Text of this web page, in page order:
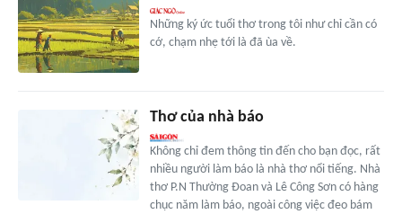
Những ký ức tuổi thơ trong tôi như chỉ cần có
cớ, chạm nhẹ tới là đã ùa về.
Thơ của nhà báo
Không chỉ đem thông tin đến cho bạn đọc, rất
nhiều người làm báo là nhà thơ nổi tiếng. Nhà
thơ P.N Thường Đoan và Lê Công Sơn có hàng
chục năm làm báo, ngoài công việc đeo bám